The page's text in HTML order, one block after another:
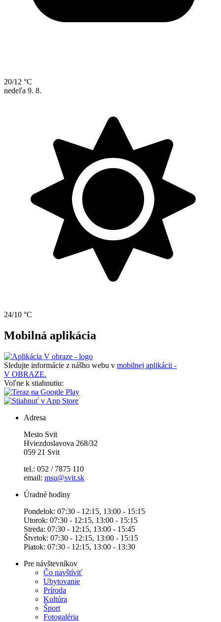
20/12 °C
nedeľa 9. 8.
24/10 °C
Mobilná aplikácia
Sledujte informácie z nášho webu v mobilnej aplikácii -
V OBRAZE.
Voľne k stiahnutiu:
Adresa
Mesto Svit
Hviezdoslavova 268/32
059 21 Svit
tel.: 052 / 7875 110
email: msu@svit.sk
Úradné hodiny
Pondelok: 07:30 - 12:15, 13:00 - 15:15
Utorok: 07:30 - 12:15, 13:00 - 15:15
Streda: 07:30 - 12:15, 13:00 - 15:45
Štvrtok: 07:30 - 12:15, 13:00 - 15:15
Piatok: 07:30 - 12:15, 13:00 - 13:30
Pre návštevníkov
Čo navštíviť
Ubytovanie
Príroda
Kultúra
Šport
Fotogaléria